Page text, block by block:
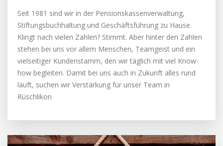
Seit 1981 sind wir in der Pensionskassenverwaltung,
Stiftungsbuchhaltung und Geschäftsführung zu Hause.
Klingt nach vielen Zahlen? Stimmt. Aber hinter den Zahlen
stehen bei uns vor allem Menschen, Teamgeist und ein
vielseitiger Kundenstamm, den wir täglich mit viel Know-
how begleiten. Damit bei uns auch in Zukunft alles rund
läuft, suchen wir Verstärkung für unser Team in
Rüschlikon